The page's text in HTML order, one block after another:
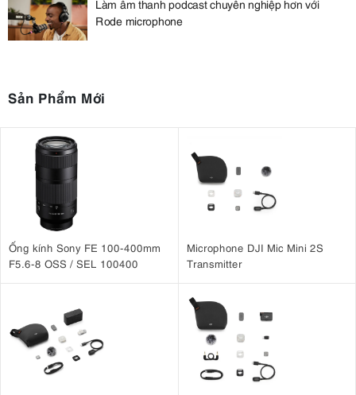
Làm âm thanh podcast chuyên nghiệp hơn với
Rode microphone
Sản Phẩm Mới
Ống kính Sony FE 100-400mm
F5.6-8 OSS / SEL 100400
Microphone DJI Mic Mini 2S
Transmitter